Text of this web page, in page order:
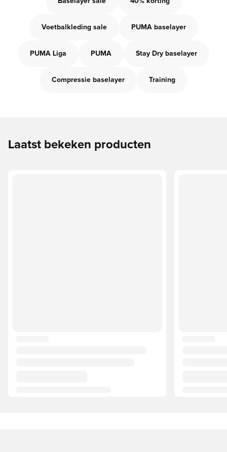
Voetbalkleding sale PUMA baselayer
PUMA Liga PUMA Stay Dry baselayer
Compressie baselayer Training
Laatst bekeken producten